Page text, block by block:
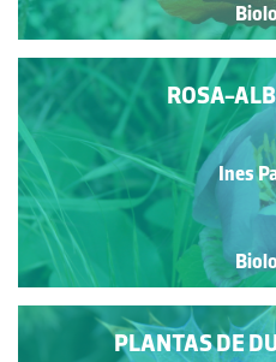
ROSA-
Ines
PLANTAS DE